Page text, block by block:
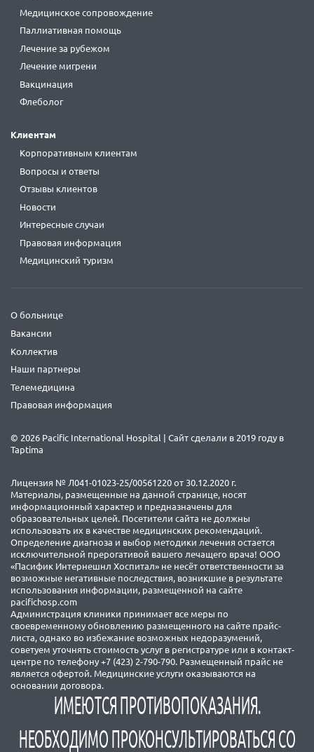
Медицинское сопровождение
Паллиативная помощь
Лечение за рубежом
Лечение мигрени
Вакцинация
Флеболог
Клиентам
Корпоративным клиентам
Вопросы и ответы
Отзывы клиентов
Новости
Интересные случаи
Правовая информация
Медицинский туризм
О больнице
Вакансии
Коллектив
Наши партнеры
Телемедицина
Правовая информация
© 2026 Pacific International Hospital | Сайт сделали в 2019 году в
Taptima
Лицензия № Л041-01023-25/00561220 от 30.12.2020 г.
Материалы, размещенные на данной странице, носят
информационный характер и предназначены для
образовательных целей. Посетители сайта не должны
использовать их в качестве медицинских рекомендаций.
Определение диагноза и выбор методики лечения остается
исключительной прерогативой вашего лечащего врача! ООО
«Пасифик Интернешнл Хоспитал» не несёт ответственности за
возможные негативные последствия, возникшие в результате
использования информации, размещенной на сайте
pacifichosp.com
Администрация клиники принимает все меры по
своевременному обновлению размещенного на сайте прайс-
листа, однако во избежание возможных недоразумений,
советуем уточнять стоимость услуг в регистратуре или в контакт-
центре по телефону +7 (423) 2-790-790. Размещенный прайс не
является офертой. Медицинские услуги оказываются на
основании договора.
ИМЕЮТСЯ ПРОТИВОПОКАЗАНИЯ.
НЕОБХОДИМО ПРОКОНСУЛЬТИРОВАТЬСЯ СО